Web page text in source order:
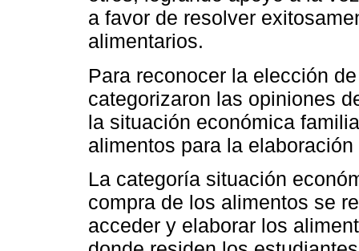
a favor de resolver
alimentarios.
Para reconocer la elección
categorizaron las opiniones
la situación económica
alimentos para la
La categoría situación
compra de los alimentos se
acceder y elaborar los